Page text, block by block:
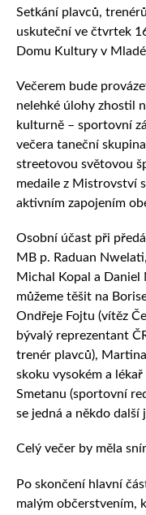
Setkání plavců,
uskuteční ve čtvrtek
Domu Kultury v
Večerem bude
nelehké úlohy zhostil
kulturně – sportovní
večera taneční
streetovou světovou
medaile z Mistrovství
aktivním zapojením
Osobní účast při
MB p. Raduan
Michal Kopal a
můžeme těšit na
Ondřeje Fojtu (vítěz
bývalý reprezentant
trenér plavců),
skoku vysokém a
Smetanu (sportovní
se jedná a někdo další
Celý večer by měla
Po skončení hlavní
malým občerstvením,